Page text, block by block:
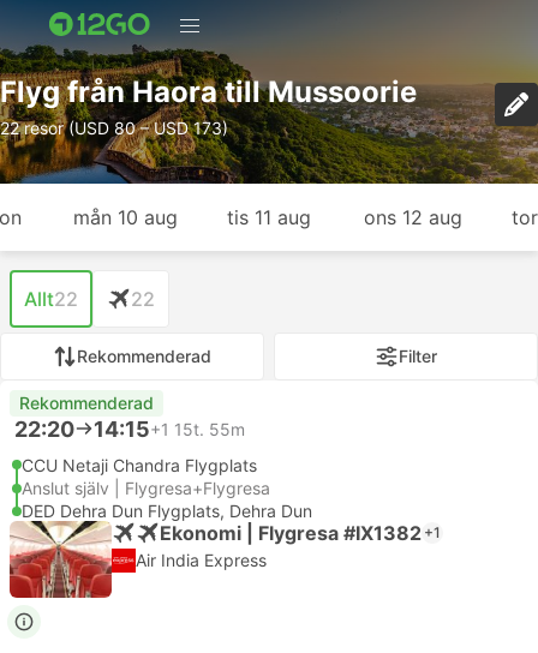
Flyg från Haora till Mussoorie
22 resor (USD 80 – USD 173)
mån 10 aug tis 11 aug ons 12 aug
Allt22 22
Rekommenderad Filter
Rekommenderad
22:20 14:15+1 15t. 55m
CCU Netaji Chandra Flygplats
Anslut själv | Flygresa+Flygresa
DED Dehra Dun Flygplats, Dehra Dun
Ekonomi | Flygresa #IX1382 +1
Air India Express